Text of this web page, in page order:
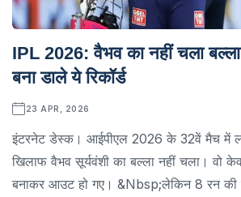
IPL 2026: वैभव का नहीं चला
बना डाले ये रिकॉर्ड
23 APR, 2026
इंटरनेट डेस्क। आईपीएल 2026 के 32वें मैच में
खिलाफ वैभव सूर्यवंशी का बल्ला नहीं चला। वो
बनाकर आउट हो गए। &nbsp;लेकिन 8 रन की